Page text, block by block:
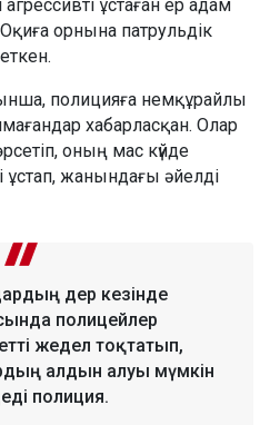
ұстаған ер адам
орнына патрульдік
полицияға немқұрайлы
хабарласқан. Олар
оның мас күйде
ұстап, жанындағы әйелді
дер кезінде
полицейлер
жедел тоқтатып,
алдын алуы мүмкін
полиция.